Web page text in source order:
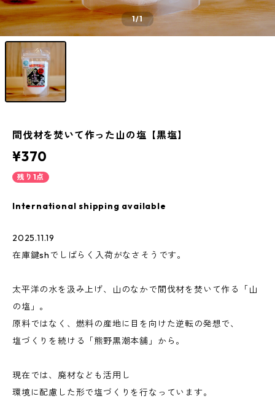
1/1
間伐材を焚いて作った山の塩【黒塩】
¥370
残り1点
International shipping available
2025.11.19
在庫鍵shでしばらく入荷がなさそうです。
太平洋の水を汲み上げ、山のなかで間伐材を焚いて作る「山
の塩」。
原料ではなく、燃料の産地に目を向けた逆転の発想で、
塩づくりを続ける「熊野黒潮本舗」から。
現在では、廃材なども活用し
環境に配慮した形で塩づくりを行なっています。